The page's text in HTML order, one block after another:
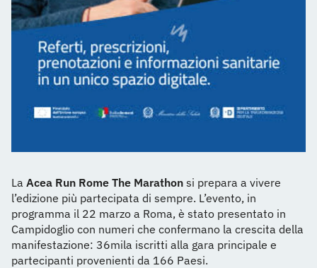
La Acea Run Rome The Marathon si prepara a vivere
l’edizione più partecipata di sempre. L’evento, in
programma il 22 marzo a Roma, è stato presentato in
Campidoglio con numeri che confermano la crescita della
manifestazione: 36mila iscritti alla gara principale e
partecipanti provenienti da 166 Paesi.